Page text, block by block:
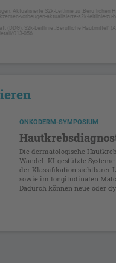
Aktualisierte S2k-Leitlinie zu ‚Beruflichen
vorbeugen-aktualisierte-s2k-leitlinie-zu-
(DDG). S2k-Leitlinie „Berufliche Hautmittel“
013-056.
ONKODERM-SYMPOSIUM
Die dermatologische
Wandel. KI-gestützte
der Klassifikation sichtbarer
sowie im longitudinalen
Dadurch können neue oder